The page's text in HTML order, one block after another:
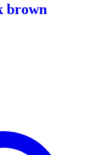
brown